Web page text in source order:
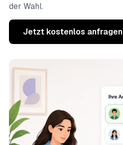
der Wahl.
Jetzt kostenlos anfragen